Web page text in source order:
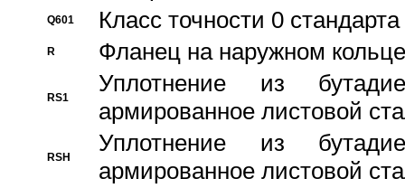
Q601 Класс точности 0
R Фланец на наружном кольце
RS1
Уплотнение из
армированное листовой
RSH
Уплотнение из
армированное листовой